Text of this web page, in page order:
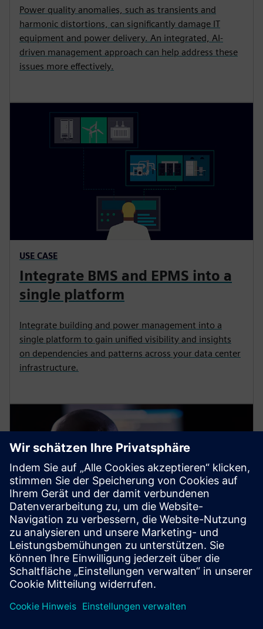
Power quality anomalies, such as transients and
harmonic distortions, can significantly damage IT
equipment and power delivery. An integrated, AI-
driven management approach can help address these
issues more effectively.
USE CASE
Integrate BMS and EPMS into a
single platform
Integrate building and power management into a
single platform to gain unified visibility and insights
on dependencies and patterns across your data center
infrastructure.
BROCHURE
REFERENCE ARCHITECTURE IV
Fault-tolerant design with hybrid automation​